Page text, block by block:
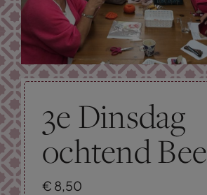
3e Dinsdag
ochtend Bee
€ 8,50